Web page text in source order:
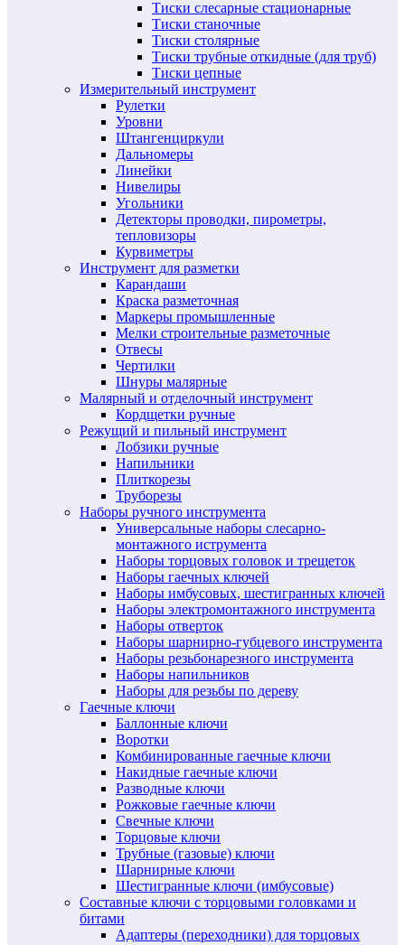
Тиски слесарные стационарные
Тиски станочные
Тиски столярные
Тиски трубные откидные (для труб)
Тиски цепные
Измерительный инструмент
Рулетки
Уровни
Штангенциркули
Дальномеры
Линейки
Нивелиры
Угольники
Детекторы проводки, пирометры,
тепловизоры
Курвиметры
Инструмент для разметки
Карандаши
Краска разметочная
Маркеры промышленные
Мелки строительные разметочные
Отвесы
Чертилки
Шнуры малярные
Малярный и отделочный инструмент
Кордщетки ручные
Режущий и пильный инструмент
Лобзики ручные
Напильники
Плиткорезы
Труборезы
Наборы ручного инструмента
Универсальные наборы слесарно-
монтажного иструмента
Наборы торцовых головок и трещеток
Наборы гаечных ключей
Наборы имбусовых, шестигранных ключей
Наборы электромонтажного инструмента
Наборы отверток
Наборы шарнирно-губцевого инструмента
Наборы резьбонарезного инструмента
Наборы напильников
Наборы для резьбы по дереву
Гаечные ключи
Баллонные ключи
Воротки
Комбинированные гаечные ключи
Накидные гаечные ключи
Разводные ключи
Рожковые гаечные ключи
Свечные ключи
Торцовые ключи
Трубные (газовые) ключи
Шарнирные ключи
Шестигранные ключи (имбусовые)
Составные ключи с торцовыми головками и
битами
Адаптеры (переходники) для торцовых